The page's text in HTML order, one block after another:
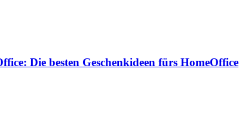
Die besten Geschenkideen fürs HomeOffice